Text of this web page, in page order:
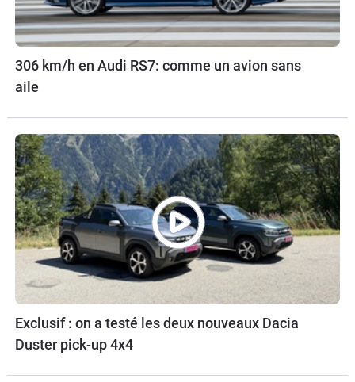
306 km/h en Audi RS7: comme un avion sans
aile
Exclusif : on a testé les deux nouveaux Dacia
Duster pick-up 4x4